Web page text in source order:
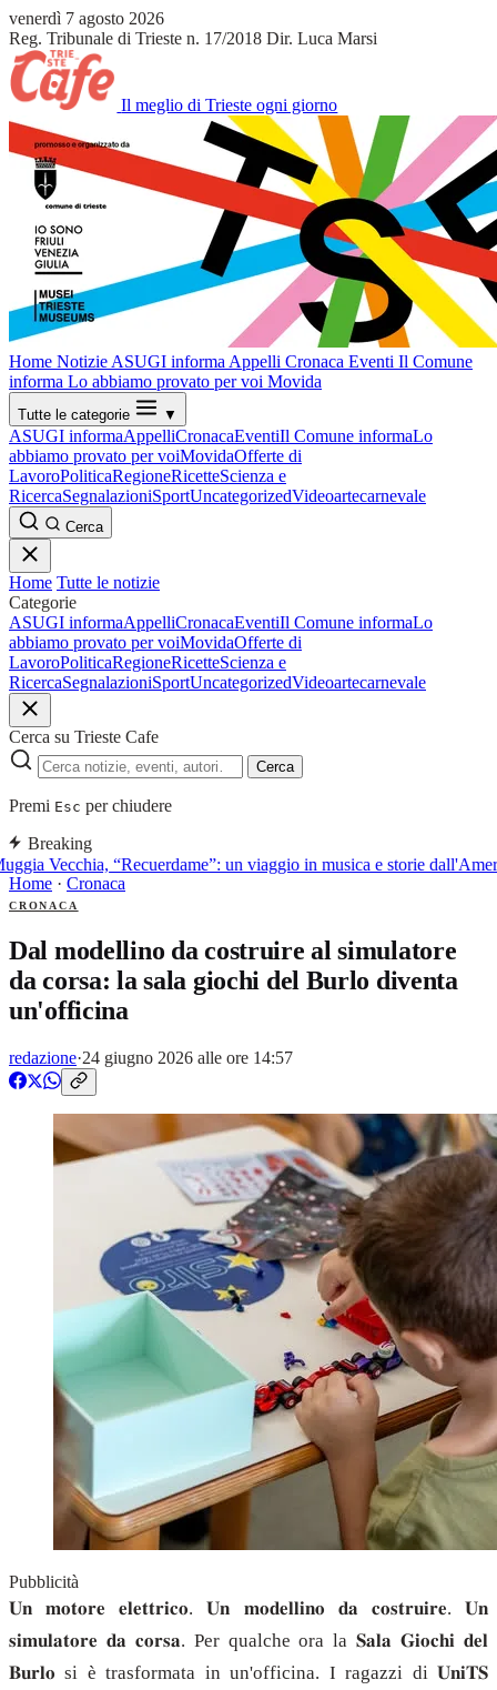
venerdì 7 agosto 2026
Reg. Tribunale di Trieste n. 17/2018 Dir. Luca Marsi
Il meglio di Trieste ogni giorno
Home Notizie ASUGI informa Appelli Cronaca Eventi Il Comune
informa Lo abbiamo provato per voi Movida
Tutte le categorie ▼
ASUGI informaAppelliCronacaEventiIl Comune informaLo
abbiamo provato per voiMovidaOfferte di
LavoroPoliticaRegioneRicetteScienza e
RicercaSegnalazioniSportUncategorizedVideoartecarnevale
Cerca
Home Tutte le notizie
Categorie
ASUGI informaAppelliCronacaEventiIl Comune informaLo
abbiamo provato per voiMovidaOfferte di
LavoroPoliticaRegioneRicetteScienza e
RicercaSegnalazioniSportUncategorizedVideoartecarnevale
Cerca su Trieste Cafe
Cerca
Premi Esc per chiudere
Breaking
Vecchia, “Recuerdame”: un viaggio in musica e storie
Home · Cronaca
CRONACA
Dal modellino da costruire al simulatore
da corsa: la sala giochi del Burlo diventa
un'officina
redazione·24 giugno 2026 alle ore 14:57
Pubblicità
𝐔𝐧 𝐦𝐨𝐭𝐨𝐫𝐞 𝐞𝐥𝐞𝐭𝐭𝐫𝐢𝐜𝐨. 𝐔𝐧 𝐦𝐨𝐝𝐞𝐥𝐥𝐢𝐧𝐨 𝐝𝐚 𝐜𝐨𝐬𝐭𝐫𝐮𝐢𝐫𝐞. 𝐔𝐧
𝐬𝐢𝐦𝐮𝐥𝐚𝐭𝐨𝐫𝐞 𝐝𝐚 𝐜𝐨𝐫𝐬𝐚. Per qualche ora la 𝐒𝐚𝐥𝐚 𝐆𝐢𝐨𝐜𝐡𝐢 𝐝𝐞𝐥
𝐁𝐮𝐫𝐥𝐨 si è trasformata in un'officina. I ragazzi di 𝐔𝐧𝐢𝐓𝐒